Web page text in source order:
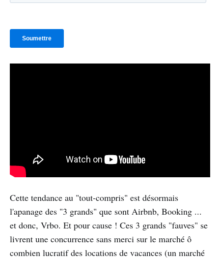
Cette tendance au "tout-compris" est désormais
l'apanage des "3 grands" que sont Airbnb, Booking ...
et donc, Vrbo. Et pour cause ! Ces 3 grands "fauves" se
livrent une concurrence sans merci sur le marché ô
combien lucratif des locations de vacances (un marché